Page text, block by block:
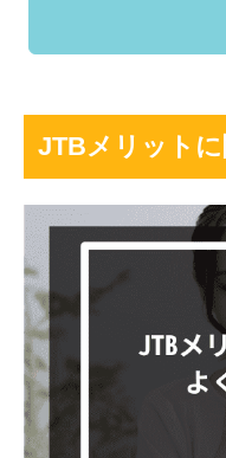
JTBメリット